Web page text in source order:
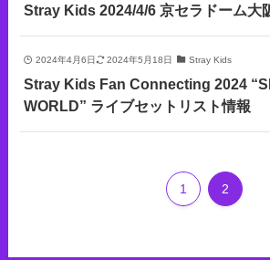
Stray Kids 2024/4/6 京セラドーム大
2024年4月6日 2024年5月18日 Stray Kids
Stray Kids Fan Connecting 2024
WORLD” ライブセットリスト情報
1 2